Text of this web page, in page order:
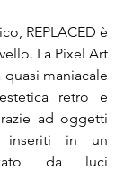
REPLACED è
La Pixel Art
maniacale
retro e
ad oggetti
inseriti in un
da luci